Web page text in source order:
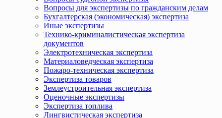
Вопросы для экспертизы по гражданским делам
Бухгалтерская (экономическая) экспертиза
Иные экспертизы
Технико-криминалистическая экспертиза
документов
Электротехническая экспертиза
Материаловедческая экспертиза
Пожаро-техническая экспертиза
Экспертиза товаров
Землеустроительная экспертиза
Оценочные экспертизы
Экспертиза топлива
Лингвистическая экспертиза